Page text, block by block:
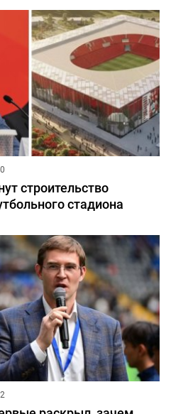
строительство
стадиона